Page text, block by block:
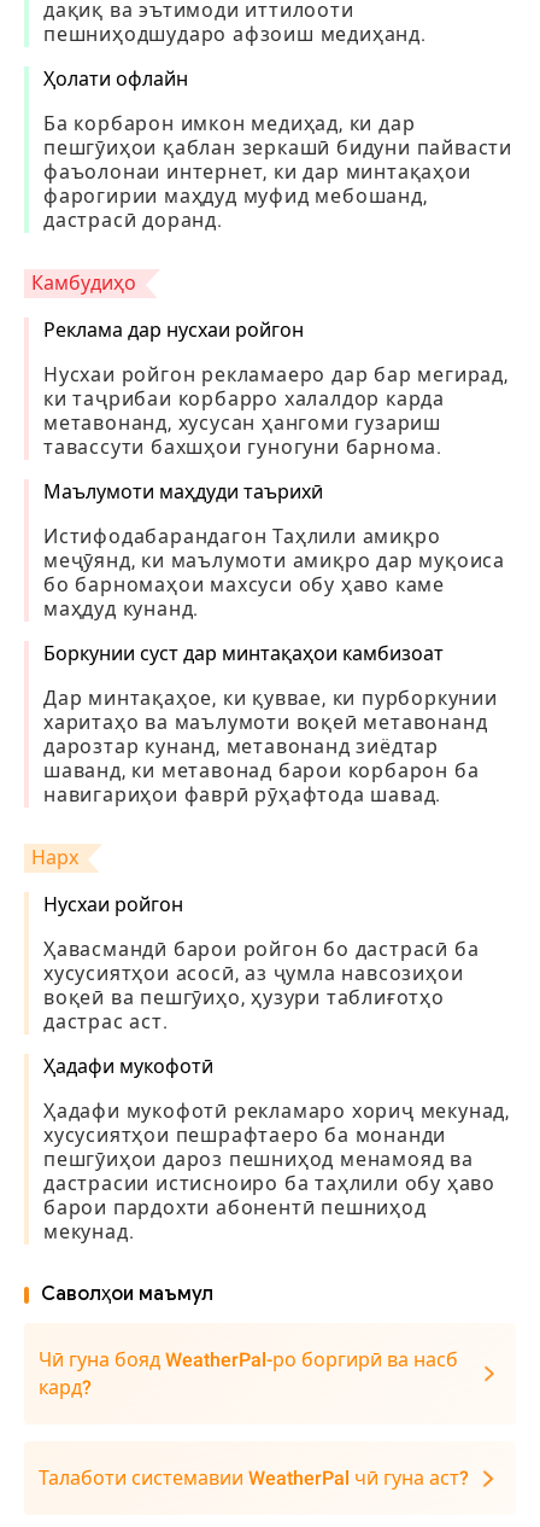
дақиқ ва эътимоди иттилооти
пешниҳодшударо афзоиш медиҳанд.
Ҳолати офлайн
Ба корбарон имкон медиҳад, ки дар
пешгӯиҳои қаблан зеркашӣ бидуни пайвасти
фаъолонаи интернет, ки дар минтақаҳои
фарогирии маҳдуд муфид мебошанд,
дастрасӣ доранд.
Камбудиҳо
Реклама дар нусхаи ройгон
Нусхаи ройгон рекламаеро дар бар мегирад,
ки таҷрибаи корбарро халалдор карда
метавонанд, хусусан ҳангоми гузариш
тавассути бахшҳои гуногуни барнома.
Маълумоти маҳдуди таърихӣ
Истифодабарандагон Таҳлили амиқро
меҷӯянд, ки маълумоти амиқро дар муқоиса
бо барномаҳои махсуси обу ҳаво каме
маҳдуд кунанд.
Боркунии суст дар минтақаҳои камбизоат
Дар минтақаҳое, ки қуввае, ки пурборкунии
харитаҳо ва маълумоти воқеӣ метавонанд
дарозтар кунанд, метавонанд зиёдтар
шаванд, ки метавонад барои корбарон ба
навигариҳои фаврӣ рӯҳафтода шавад.
Нарх
Нусхаи ройгон
Ҳавасмандӣ барои ройгон бо дастрасӣ ба
хусусиятҳои асосӣ, аз ҷумла навсозиҳои
воқеӣ ва пешгӯиҳо, ҳузури таблиғотҳо
дастрас аст.
Ҳадафи мукофотӣ
Ҳадафи мукофотӣ рекламаро хориҷ мекунад,
хусусиятҳои пешрафтаеро ба монанди
пешгӯиҳои дароз пешниҳод менамояд ва
дастрасии истисноиро ба таҳлили обу ҳаво
барои пардохти абонентӣ пешниҳод
мекунад.
Саволҳои маъмул
Чӣ гуна бояд WeatherPal-ро боргирӣ ва насб
кард?
Талаботи системавии WeatherPal чӣ гуна аст?